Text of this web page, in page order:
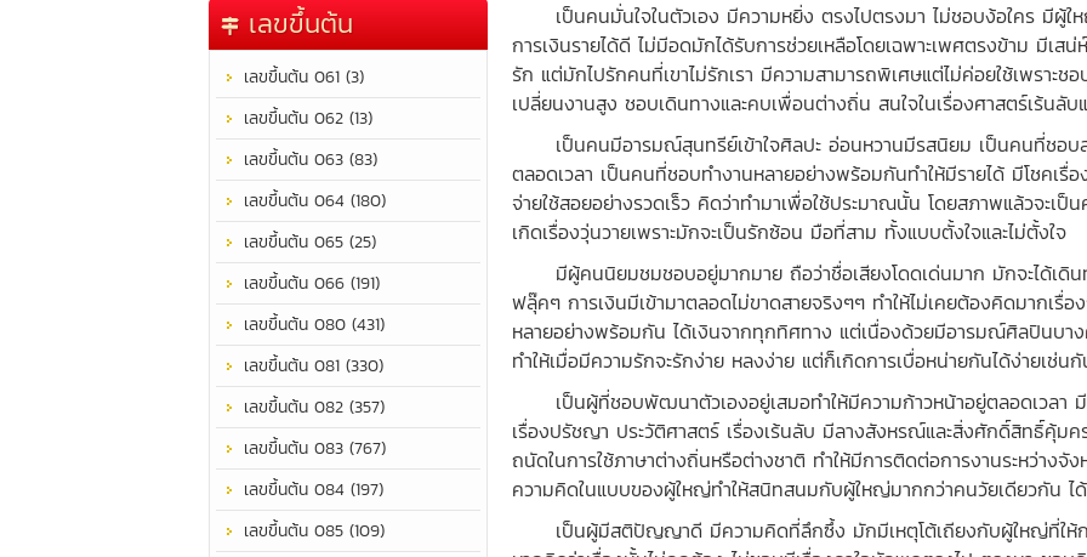
เลขขึ้นต้น
เลขขึ้นต้น 061 (3)
เลขขึ้นต้น 062 (13)
เลขขึ้นต้น 063 (83)
เลขขึ้นต้น 064 (180)
เลขขึ้นต้น 065 (25)
เลขขึ้นต้น 066 (191)
เลขขึ้นต้น 080 (431)
เลขขึ้นต้น 081 (330)
เลขขึ้นต้น 082 (357)
เลขขึ้นต้น 083 (767)
เลขขึ้นต้น 084 (197)
เลขขึ้นต้น 085 (109)
เป็นคนมั่นใจในตัวเอง มีความหยิ่ง ตรงไปตรงมา ไม่ชอบง้อใคร มีผู้ใ
การเงินรายได้ดี ไม่มีอดมักได้รับการช่วยเหลือโดยเฉพาะเพศตรงข้าม มีเส
รัก แต่มักไปรักคนที่เขาไม่รักเรา มีความสามารถพิเศษแต่ไม่ค่อยใช้เพราะ
เปลี่ยนงานสูง ชอบเดินทางและคบเพื่อนต่างถิ่น สนใจในเรื่องศาสตร์เร้นลั
เป็นคนมีอารมณ์สุนทรีย์เข้าใจศิลปะ อ่อนหวานมีรสนิยม เป็นคนที่ชอบ
ตลอดเวลา เป็นคนที่ชอบทำงานหลายอย่างพร้อมกันทำให้มีรายได้ มีโชคเรื่
จ่ายใช้สอยอย่างรวดเร็ว คิดว่าทำมาเพื่อใช้ประมาณนั้น โดยสภาพแล้วจะเ
เกิดเรื่องวุ่นวายเพราะมักจะเป็นรักซ้อน มือที่สาม ทั้งแบบตั้งใจและไม่ตั้งใจ
มีผู้คนนิยมชมชอบอยู่มากมาย ถือว่าชื่อเสียงโดดเด่นมาก มักจะได้เดิน
ฟลุ๊คๆ การเงินมีเข้ามาตลอดไม่ขาดสายจริงๆๆ ทำให้ไม่เคยต้องคิดมากเรื่
หลายอย่างพร้อมกัน ได้เงินจากทุกทิศทาง แต่เนื่องด้วยมีอารมณ์ศิลปินบา
ทำให้เมื่อมีความรักจะรักง่าย หลงง่าย แต่ก็เกิดการเบื่อหน่ายกันได้ง่ายเช่น
เป็นผู้ที่ชอบพัฒนาตัวเองอยู่เสมอทำให้มีความก้าวหน้าอยู่ตลอดเวลา
เรื่องปรัชญา ประวัติศาสตร์ เรื่องเร้นลับ มีลางสังหรณ์และสิ่งศักดิ์สิทธิ์คุ้ม
ถนัดในการใช้ภาษาต่างถิ่นหรือต่างชาติ ทำให้มีการติดต่อการงานระหว่าง
ความคิดในแบบของผู้ใหญ่ทำให้สนิทสนมกับผู้ใหญ่มากกว่าคนวัยเดียวกัน ไ
เป็นผู้มีสติปัญญาดี มีความคิดที่ลึกซึ้ง มักมีเหตุโต้เถียงกับผู้ใหญ่ที่ให้ก